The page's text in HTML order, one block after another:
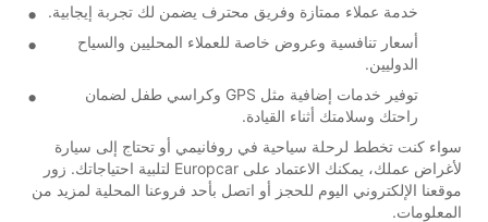
خدمة عملاء ممتازة وفريق محترف يضمن لك تجربة إيجابية.
أسعار تنافسية وعروض خاصة للعملاء المحليين والسياح
الدوليين.
توفير خدمات إضافية مثل GPS وكراسي طفل لضمان
راحتك وسلامتك أثناء القيادة.
سواء كنت تخطط لرحلة سياحية في روفانيمي أو تحتاج إلى سيارة
لأغراض عملك، يمكنك الاعتماد على Europcar لتلبية احتياجاتك. زور
موقعنا الإلكتروني اليوم للحجز أو اتصل بأحد فروعنا المحلية لمزيد من
المعلومات.